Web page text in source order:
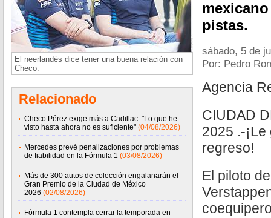
El neerlandés dice tener una buena relación con
Checo.
Relacionado
Checo Pérez exige más a Cadillac: "Lo que he
visto hasta ahora no es suficiente" (04/08/2026)
Mercedes prevé penalizaciones por problemas
de fiabilidad en la Fórmula 1 (03/08/2026)
Más de 300 autos de colección engalanarán el
Gran Premio de la Ciudad de México
2026 (02/08/2026)
Fórmula 1 contempla cerrar la temporada en
pistas.
sábado, 5 de
Por: Pedro
Agencia
CIUDAD
2025 .-
regreso!
El piloto